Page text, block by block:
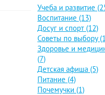
Учеба и развитие
Воспитание (13)
Досуг и спорт (12)
Советы по выбору
Здоровье и
(7)
Детская афиша (5)
Питание (4)
Почемучки (1)